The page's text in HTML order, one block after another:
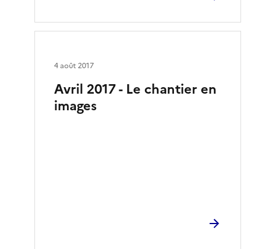
Avril 2017 - Le chantier en
images
4 août 2017